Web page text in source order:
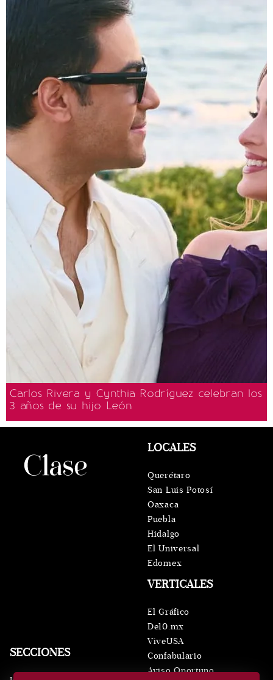
Carlos Rivera y Cynthia Rodríguez celebran los
3 años de su hijo León
SECCIONES
VERTICALES
El Gráfico
De10.mx
ViveUSA
Confabulario
Aviso Oportuno
LOCALES
Querétaro
San Luis Potosí
Oaxaca
Puebla
Hidalgo
El Universal
Edomex